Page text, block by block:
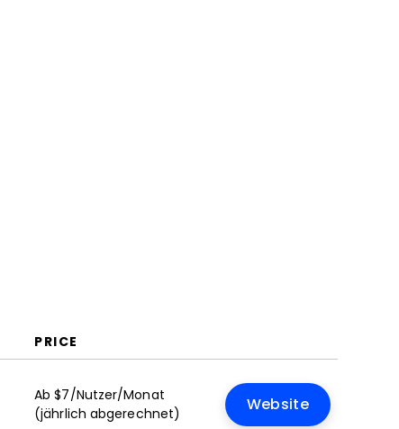
PRICE
Ab $7/Nutzer/Monat
(jährlich abgerechnet)
Website